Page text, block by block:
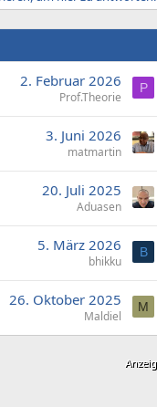
2. Februar 2026
Prof.Theorie
P
3. Juni 2026
matmartin
20. Juli 2025
Aduasen
5. März 2026
bhikku
B
26. Oktober 2025
Maldiel
M